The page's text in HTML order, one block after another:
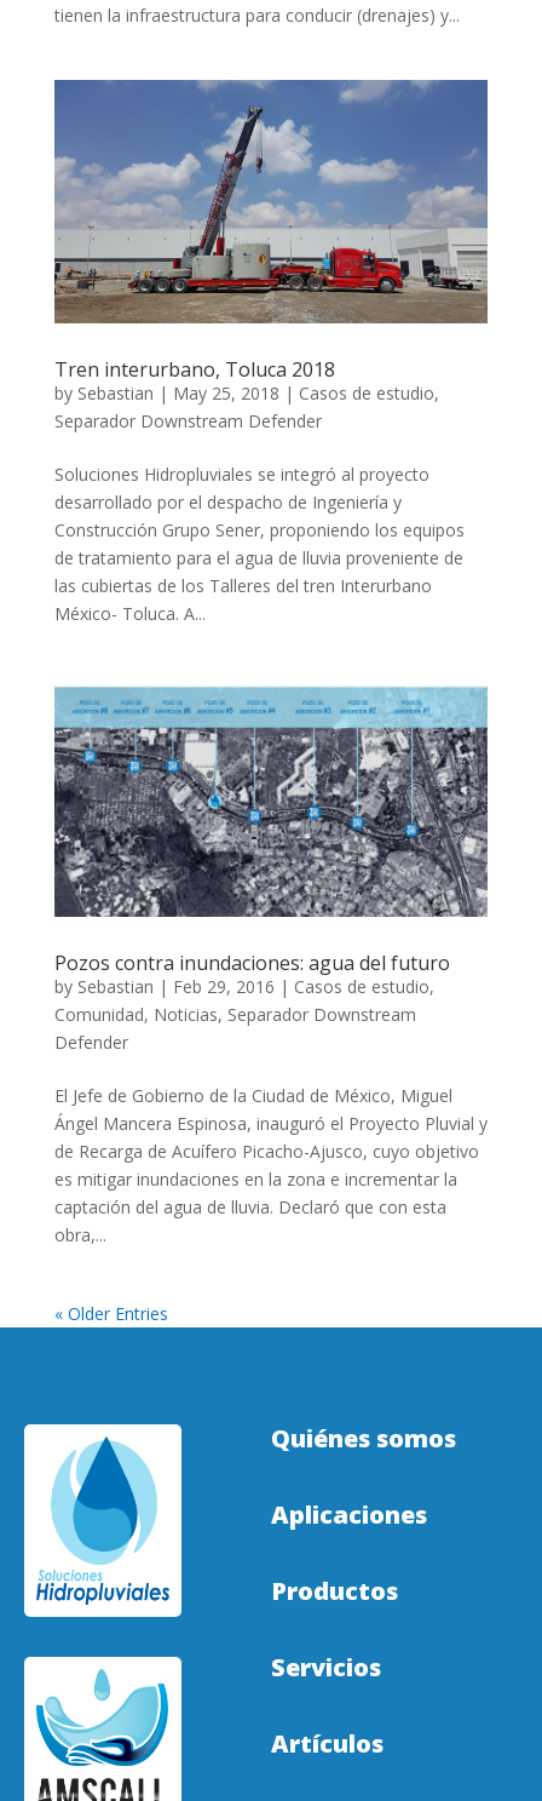
tienen la infraestructura para conducir (drenajes) y...
Tren interurbano, Toluca 2018
by Sebastian | May 25, 2018 | Casos de estudio,
Separador Downstream Defender
Soluciones Hidropluviales se integró al proyecto
desarrollado por el despacho de Ingeniería y
Construcción Grupo Sener, proponiendo los equipos
de tratamiento para el agua de lluvia proveniente de
las cubiertas de los Talleres del tren Interurbano
México- Toluca. A...
Pozos contra inundaciones: agua del futuro
by Sebastian | Feb 29, 2016 | Casos de estudio,
Comunidad, Noticias, Separador Downstream
Defender
El Jefe de Gobierno de la Ciudad de México, Miguel
Ángel Mancera Espinosa, inauguró el Proyecto Pluvial y
de Recarga de Acuífero Picacho-Ajusco, cuyo objetivo
es mitigar inundaciones en la zona e incrementar la
captación del agua de lluvia. Declaró que con esta
obra,...
« Older Entries
Quiénes somos
Aplicaciones
Productos
Servicios
Artículos